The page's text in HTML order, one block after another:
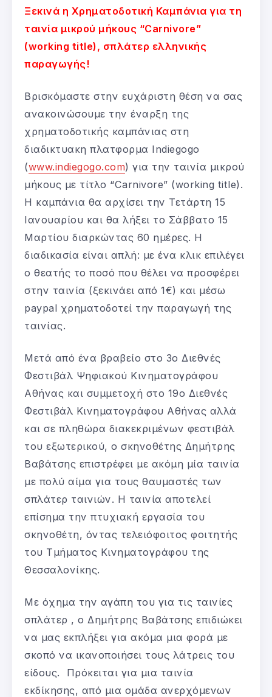
Ξεκινά η Χρηματοδοτική Καμπάνια για τη
ταινία μικρού μήκους “Carnivore”
(working title), σπλάτερ ελληνικής
παραγωγής!
Βρισκόμαστε στην ευχάριστη θέση να σας
ανακοινώσουμε την έναρξη της
χρηματοδοτικής καμπάνιας στη
διαδικτυακη πλατφορμα Indiegogo
(www.indiegogo.com) για την ταινία μικρού
μήκους με τίτλο “Carnivore” (working title).
Η καμπάνια θα αρχίσει την Τετάρτη 15
Ιανουαρίου και θα λήξει το Σάββατο 15
Μαρτίου διαρκώντας 60 ημέρες. Η
διαδικασία είναι απλή: με ένα κλικ επιλέγει
ο θεατής το ποσό που θέλει να προσφέρει
στην ταινία (ξεκινάει από 1€) και μέσω
paypal χρηματοδοτεί την παραγωγή της
ταινίας.
Μετά από ένα βραβείο στο 3ο Διεθνές
Φεστιβάλ Ψηφιακού Κινηματογράφου
Αθήνας και συμμετοχή στο 19ο Διεθνές
Φεστιβάλ Κινηματογράφου Αθήνας αλλά
και σε πληθώρα διακεκριμένων φεστιβάλ
του εξωτερικού, ο σκηνοθέτης Δημήτρης
Βαβάτσης επιστρέφει με ακόμη μία ταινία
με πολύ αίμα για τους θαυμαστές των
σπλάτερ ταινιών. Η ταινία αποτελεί
επίσημα την πτυχιακή εργασία του
σκηνοθέτη, όντας τελειόφοιτος φοιτητής
του Τμήματος Κινηματογράφου της
Θεσσαλονίκης.
Με όχημα την αγάπη του για τις ταινίες
σπλάτερ , ο Δημήτρης Βαβάτσης επιδιώκει
να μας εκπλήξει για ακόμα μια φορά με
σκοπό να ικανοποιήσει τους λάτρεις του
είδους. Πρόκειται για μια ταινία
εκδίκησης, από μια ομάδα ανερχόμενων